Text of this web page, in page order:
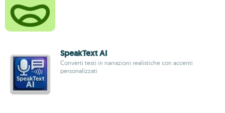
SpeakText AI
Converti testi in narrazioni realistiche con accenti
personalizzati